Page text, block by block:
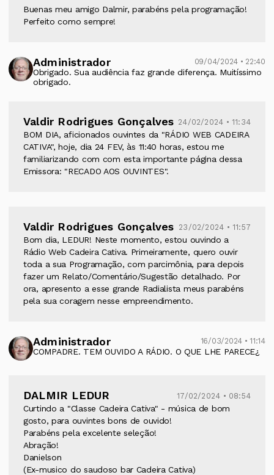
Buenas meu amigo Dalmir, parabéns pela programação!
Perfeito como sempre!
Administrador 09/04/2024 • 22:40
Obrigado. Sua audiência faz grande diferença. Muitíssimo
obrigado.
Valdir Rodrigues Gonçalves 24/02/2024 • 11:34
BOM DIA, aficionados ouvintes da "RÁDIO WEB CADEIRA
CATIVA", hoje, dia 24 FEV, às 11:40 horas, estou me
familiarizando com com esta importante página dessa
Emissora: "RECADO AOS OUVINTES".
Valdir Rodrigues Gonçalves 23/02/2024 • 11:57
Bom dia, LEDUR! Neste momento, estou ouvindo a
Rádio Web Cadeira Cativa. Primeiramente, quero ouvir
toda a sua Programação, com parcimônia, para depois
fazer um Relato/Comentário/Sugestão detalhado. Por
ora, apresento a esse grande Radialista meus parabéns
pela sua coragem nesse empreendimento.
Administrador 16/03/2024 • 11:14
COMPADRE. TEM OUVIDO A RÁDIO. O QUE LHE PARECE¿
DALMIR LEDUR 17/02/2024 • 08:54
Curtindo a "Classe Cadeira Cativa" - música de bom
gosto, para ouvintes bons de ouvido!
Parabéns pela excelente seleção!
Abração!
Danielson
(Ex-musico do saudoso bar Cadeira Cativa)